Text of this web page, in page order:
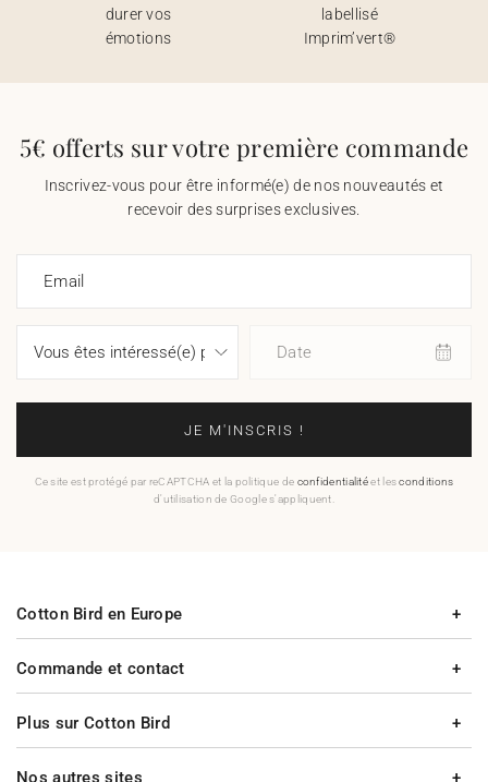
durer vos
émotions
labellisé
Imprim’vert®
5€ offerts sur votre première commande
Inscrivez-vous pour être informé(e) de nos nouveautés et
recevoir des surprises exclusives.
Email
Date
JE M'INSCRIS !
Ce site est protégé par reCAPTCHA et la politique de confidentialitéet lesconditions
d'utilisation de Google s'appliquent.
Commande et contact
Plus sur Cotton Bird
Cotton Bird en Europe
Nos autres sites